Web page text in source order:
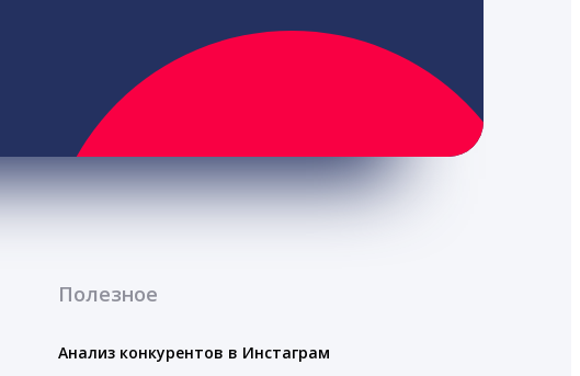
Полезное
Анализ конкурентов в Инстаграм